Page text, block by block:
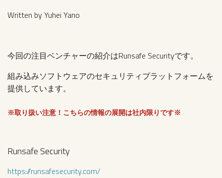
Written by Yuhei Yano
今回の注目ベンチャーの紹介はRunsafe Securityです。
組み込みソフトウェアのセキュリティプラットフォームを
提供しています。
※取り扱い注意！こちらの情報の展開は社内限りです※
Runsafe Security
https://runsafesecurity.com/